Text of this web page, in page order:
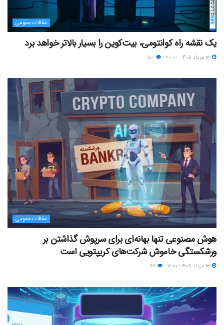
مقالات عمومی
یک نقشه راه کوانتومی، بیت‌کوین را بسیار بالاتر خواهد برد
مقالات عمومی
هوش مصنوعی تنها بهانه‌ای برای سرپوش گذاشتن بر
ورشکستگی خاموش شرکت‌های کریپتویی است